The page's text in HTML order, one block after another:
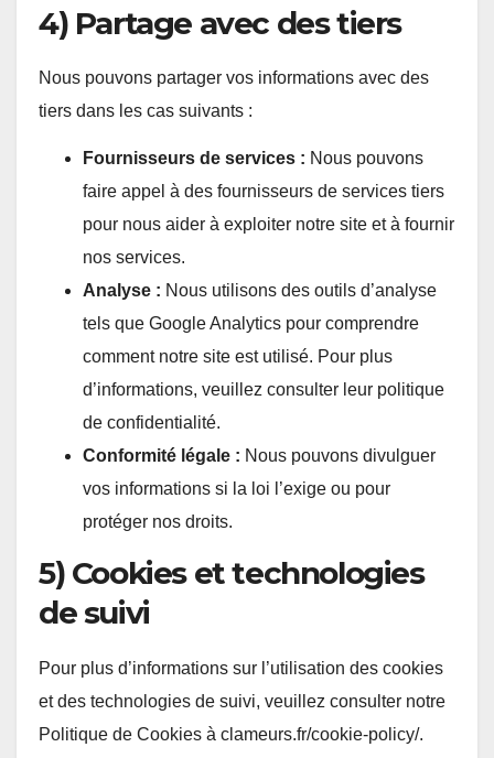
4) Partage avec des tiers
Nous pouvons partager vos informations avec des
tiers dans les cas suivants :
Fournisseurs de services : Nous pouvons
faire appel à des fournisseurs de services tiers
pour nous aider à exploiter notre site et à fournir
nos services.
Analyse : Nous utilisons des outils d’analyse
tels que Google Analytics pour comprendre
comment notre site est utilisé. Pour plus
d’informations, veuillez consulter leur politique
de confidentialité.
Conformité légale : Nous pouvons divulguer
vos informations si la loi l’exige ou pour
protéger nos droits.
5) Cookies et technologies
de suivi
Pour plus d’informations sur l’utilisation des cookies
et des technologies de suivi, veuillez consulter notre
Politique de Cookies à clameurs.fr/cookie-policy/.